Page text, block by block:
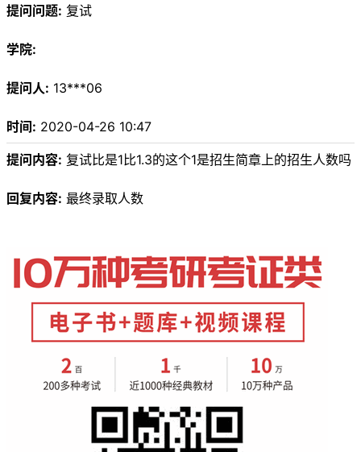
提问问题: 复试
学院:
提问人: 13***06
时间: 2020-04-26 10:47
提问内容: 复试比是1比1.3的这个1是招生简章上的招生人数吗
回复内容: 最终录取人数